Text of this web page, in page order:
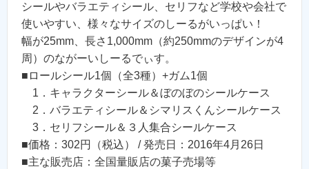
シールやバラエティシール、セリフなど学校や会社で
使いやすい、様々なサイズのしーるがいっぱい！
幅が25mm、長さ1,000mm（約250mmのデザインが4
周）のながーいしーるでぃす。
■ロールシール1個（全3種）+ガム1個
1．キャラクターシール＆ぼのぼのシールケース
2．バラエティシール＆シマリスくんシールケース
3．セリフシール＆３人集合シールケース
■価格：302円（税込） / 発売日：2016年4月26日
■主な販売店：全国量販店の菓子売場等